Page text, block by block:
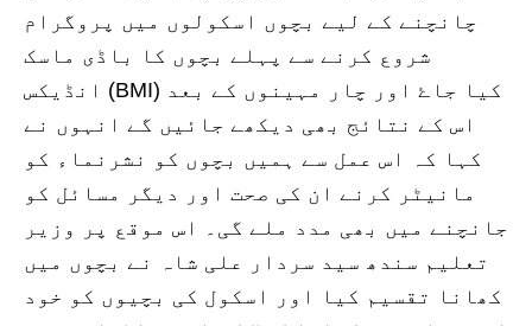
چانچنے کے لیے بچوں اسکولوں میں پروگرام
شروع کرنے سے پہلے بچوں کا باڈی ماسک
انڈیکس (BMI) کیا جاۓ اور چار مہینوں کے بعد
اس کے نتائج بھی دیکھے جائیں گے انہوں نے
کہا کہ اس عمل سے ہمیں بچوں کو نشرنماء کو
مانیٹر کرنے ان کی صحت اور دیگر مسائل کو
جانچنے میں بھی مدد ملے گی۔ اس موقع پر وزیر
تعلیم سندھ سید سردار علی شاہ نے بچوں میں
کھانا تقسیم کیا اور اسکول کی بچیوں کو خود